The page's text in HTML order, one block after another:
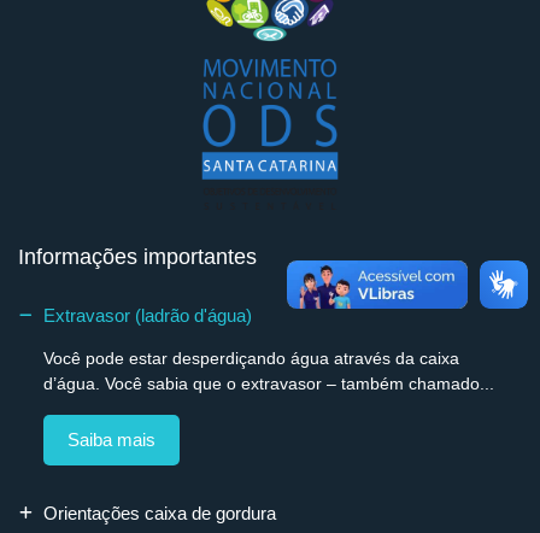
Informações importantes
Extravasor (ladrão d'água)
Você pode estar desperdiçando água através da caixa
d’água. Você sabia que o extravasor – também chamado...
Saiba mais
Orientações caixa de gordura